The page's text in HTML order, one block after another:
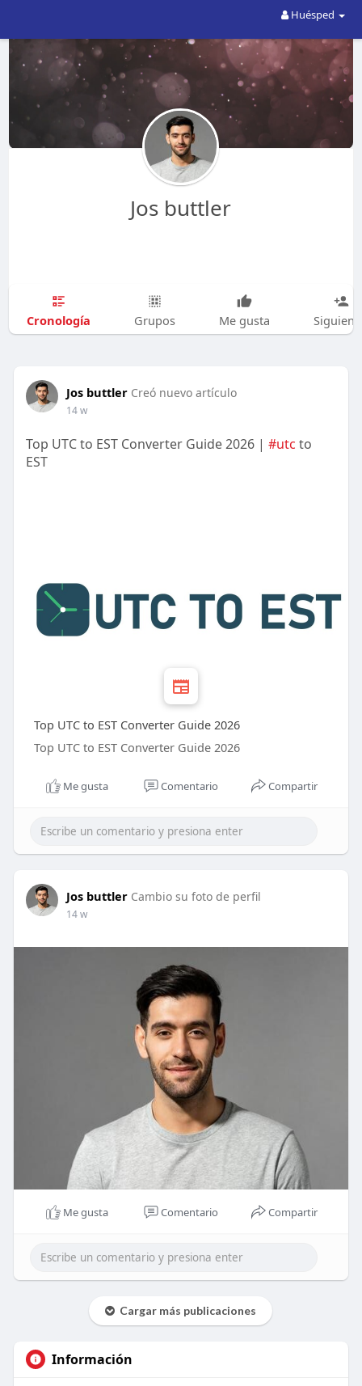
Huésped
Jos buttler
Cronología Grupos Me gusta
Jos buttler Creó nuevo artículo
14 w
Top UTC to EST Converter Guide 2026 | #utc to
EST
Top UTC to EST Converter Guide 2026
Top UTC to EST Converter Guide 2026
Me gusta Comentario Compartir
Jos buttler Cambio su foto de perfil
14 w
Me gusta Comentario Compartir
Cargar más publicaciones
Información